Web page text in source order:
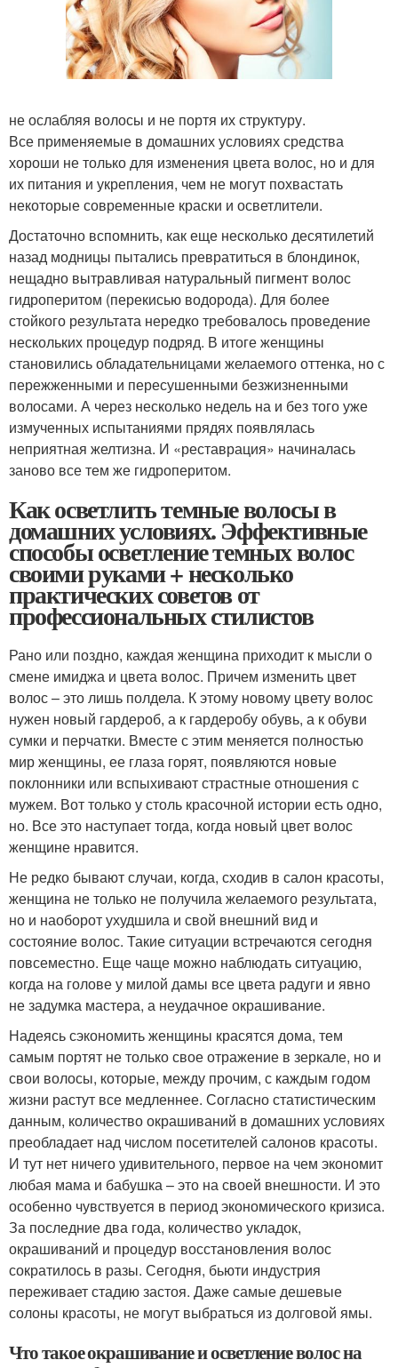
не ослабляя волосы и не портя их структуру.
Все применяемые в домашних условиях средства
хороши не только для изменения цвета волос, но и для
их питания и укрепления, чем не могут похвастать
некоторые современные краски и осветлители.
Достаточно вспомнить, как еще несколько десятилетий
назад модницы пытались превратиться в блондинок,
нещадно вытравливая натуральный пигмент волос
гидроперитом (перекисью водорода). Для более
стойкого результата нередко требовалось проведение
нескольких процедур подряд. В итоге женщины
становились обладательницами желаемого оттенка, но с
пережженными и пересушенными безжизненными
волосами. А через несколько недель на и без того уже
измученных испытаниями прядях появлялась
неприятная желтизна. И «реставрация» начиналась
заново все тем же гидроперитом.
Как осветлить темные волосы в
домашних условиях. Эффективные
способы осветление темных волос
своими руками + несколько
практических советов от
профессиональных стилистов
Рано или поздно, каждая женщина приходит к мысли о
смене имиджа и цвета волос. Причем изменить цвет
волос – это лишь полдела. К этому новому цвету волос
нужен новый гардероб, а к гардеробу обувь, а к обуви
сумки и перчатки. Вместе с этим меняется полностью
мир женщины, ее глаза горят, появляются новые
поклонники или вспыхивают страстные отношения с
мужем. Вот только у столь красочной истории есть одно,
но. Все это наступает тогда, когда новый цвет волос
женщине нравится.
Не редко бывают случаи, когда, сходив в салон красоты,
женщина не только не получила желаемого результата,
но и наоборот ухудшила и свой внешний вид и
состояние волос. Такие ситуации встречаются сегодня
повсеместно. Еще чаще можно наблюдать ситуацию,
когда на голове у милой дамы все цвета радуги и явно
не задумка мастера, а неудачное окрашивание.
Надеясь сэкономить женщины красятся дома, тем
самым портят не только свое отражение в зеркале, но и
свои волосы, которые, между прочим, с каждым годом
жизни растут все медленнее. Согласно статистическим
данным, количество окрашиваний в домашних условиях
преобладает над числом посетителей салонов красоты.
И тут нет ничего удивительного, первое на чем экономит
любая мама и бабушка – это на своей внешности. И это
особенно чувствуется в период экономического кризиса.
За последние два года, количество укладок,
окрашиваний и процедур восстановления волос
сократилось в разы. Сегодня, бьюти индустрия
переживает стадию застоя. Даже самые дешевые
солоны красоты, не могут выбраться из долговой ямы.
Что такое окрашивание и осветление волос на